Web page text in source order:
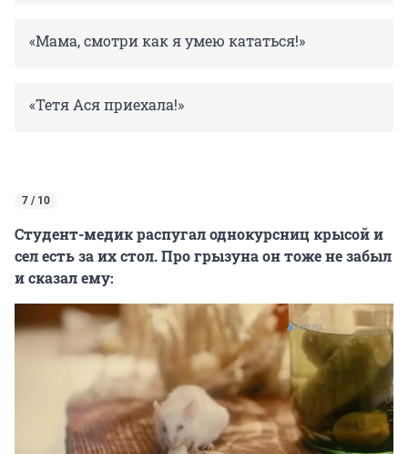
«Мама, смотри как я умею кататься!»
«Тетя Ася приехала!»
7 / 10
Студент-медик распугал однокурсниц крысой и
сел есть за их стол. Про грызуна он тоже не забыл
и сказал ему: